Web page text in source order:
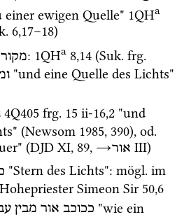
einer ewigen Quelle" 1QHa
6,17–18)
: 1QHa 8,14 (Suk. frg.
"und eine Quelle des Lichts"
4Q405 frg. 15 ii-16,2 "und
(Newsom 1985, 390), od.
(DJD XI, 89, →אור ‎ III)
"Stern des Lichts": mögl. im
Simeon Sir 50,6
ככוכב אור מבין
"wie ein